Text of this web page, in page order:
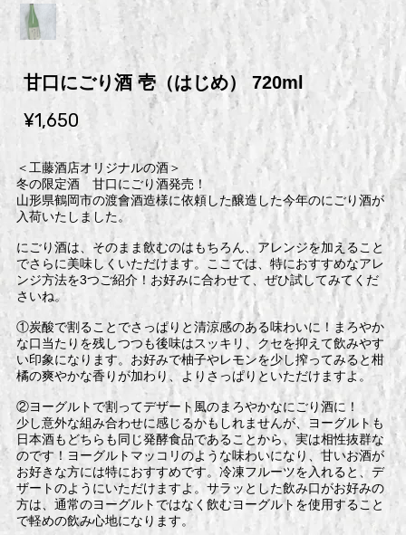
甘口にごり酒 壱（はじめ） 720ml
¥1,650
＜工藤酒店オリジナルの酒＞
⁡冬の限定酒 甘口にごり酒発売！
山形県鶴岡市の渡會酒造様に依頼した醸造した今年のにごり酒が
入荷いたしました。
にごり酒は、そのまま飲むのはもちろん、アレンジを加えること
でさらに美味しくいただけます。ここでは、特におすすめなアレ
ンジ方法を3つご紹介！お好みに合わせて、ぜひ試してみてくだ
さいね。
①炭酸で割ることでさっぱりと清涼感のある味わいに！まろやか
な口当たりを残しつつも後味はスッキリ、クセを抑えて飲みやす
い印象になります。お好みで柚子やレモンを少し搾ってみると柑
橘の爽やかな香りが加わり、よりさっぱりといただけますよ。
②ヨーグルトで割ってデザート風のまろやかなにごり酒に！
少し意外な組み合わせに感じるかもしれませんが、ヨーグルトも
日本酒もどちらも同じ発酵食品であることから、実は相性抜群な
のです！ヨーグルトマッコリのような味わいになり、甘いお酒が
お好きな方には特におすすめです。冷凍フルーツを入れると、デ
ザートのようにいただけますよ。サラッとした飲み口がお好みの
方は、通常のヨーグルトではなく飲むヨーグルトを使用すること
で軽めの飲み心地になります。